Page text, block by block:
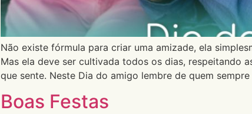
Não existe fórmula para criar uma amizade, ela
Mas ela deve ser cultivada todos os dias, respeitando
que sente. Neste Dia do amigo lembre de quem
Boas Festas